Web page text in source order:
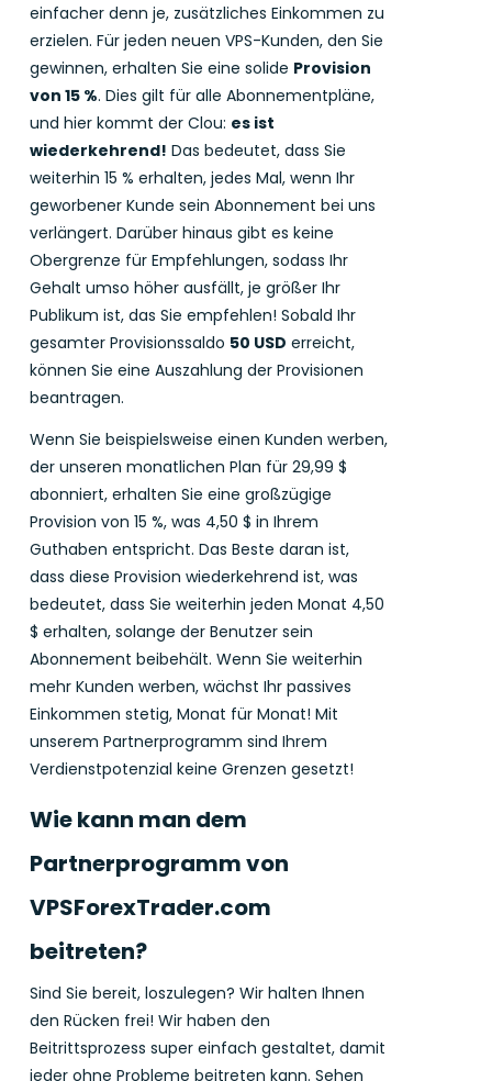
einfacher denn je, zusätzliches Einkommen zu
erzielen. Für jeden neuen VPS-Kunden, den Sie
gewinnen, erhalten Sie eine solide Provision
von 15 %. Dies gilt für alle Abonnementpläne,
und hier kommt der Clou: es ist
wiederkehrend! Das bedeutet, dass Sie
weiterhin 15 % erhalten, jedes Mal, wenn Ihr
geworbener Kunde sein Abonnement bei uns
verlängert. Darüber hinaus gibt es keine
Obergrenze für Empfehlungen, sodass Ihr
Gehalt umso höher ausfällt, je größer Ihr
Publikum ist, das Sie empfehlen! Sobald Ihr
gesamter Provisionssaldo 50 USD erreicht,
können Sie eine Auszahlung der Provisionen
beantragen.
Wenn Sie beispielsweise einen Kunden werben,
der unseren monatlichen Plan für 29,99 $
abonniert, erhalten Sie eine großzügige
Provision von 15 %, was 4,50 $ in Ihrem
Guthaben entspricht. Das Beste daran ist,
dass diese Provision wiederkehrend ist, was
bedeutet, dass Sie weiterhin jeden Monat 4,50
$ erhalten, solange der Benutzer sein
Abonnement beibehält. Wenn Sie weiterhin
mehr Kunden werben, wächst Ihr passives
Einkommen stetig, Monat für Monat! Mit
unserem Partnerprogramm sind Ihrem
Verdienstpotenzial keine Grenzen gesetzt!
Wie kann man dem
Partnerprogramm von
VPSForexTrader.com
beitreten?
Sind Sie bereit, loszulegen? Wir halten Ihnen
den Rücken frei! Wir haben den
Beitrittsprozess super einfach gestaltet, damit
jeder ohne Probleme beitreten kann. Sehen